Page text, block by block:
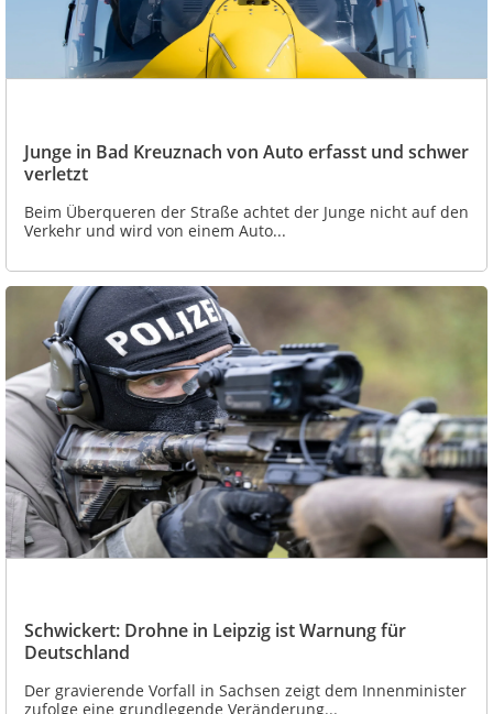
Junge in Bad Kreuznach von Auto erfasst und schwer
verletzt
Beim Überqueren der Straße achtet der Junge nicht auf den
Verkehr und wird von einem Auto...
Schwickert: Drohne in Leipzig ist Warnung für
Deutschland
Der gravierende Vorfall in Sachsen zeigt dem Innenminister
zufolge eine grundlegende Veränderung...